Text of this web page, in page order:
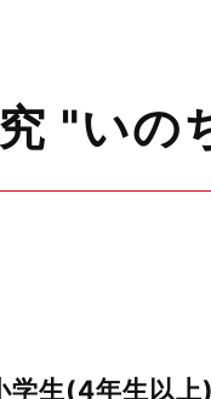
"いの
学生(4年生以